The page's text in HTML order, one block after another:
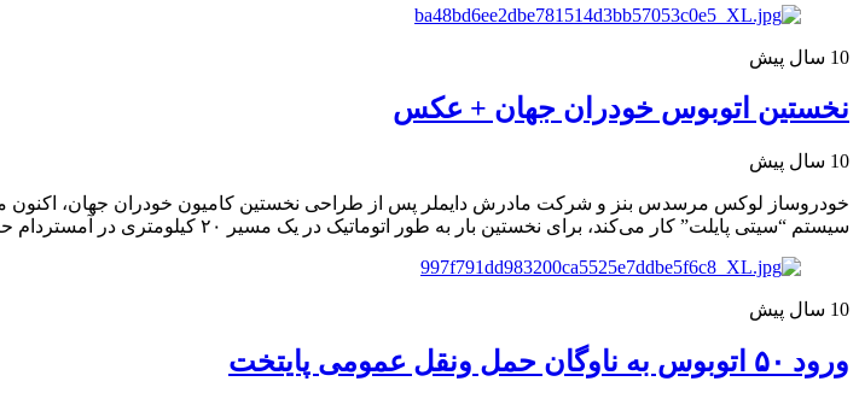
10 سال پیش
نخستین اتوبوس خودران جهان + عکس
10 سال پیش
خودروساز لوکس مرسدس بنز و شرکت مادرش دایملر پس از طراحی نخستین کامیون خودران جهان، اکنون
سیستم “سیتی پایلت” کار می‌کند، برای نخستین بار به طور اتوماتیک در یک مسیر ۲۰ کیلومتری در آمستردام حرکت کرده و در مقابل ایستگاههای […]
10 سال پیش
ورود ۵۰ اتوبوس به ناوگان حمل ونقل عمومی پایتخت